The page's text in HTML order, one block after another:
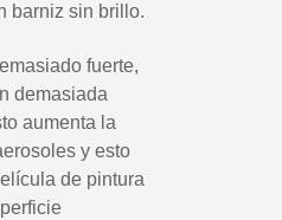
barniz sin brillo.
fuerte,
demasiada
aumenta la
y esto
de pintura